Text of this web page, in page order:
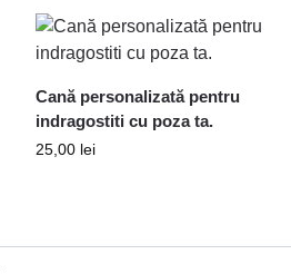
Cană personalizată pentru
indragostiti cu poza ta.
25,00 lei